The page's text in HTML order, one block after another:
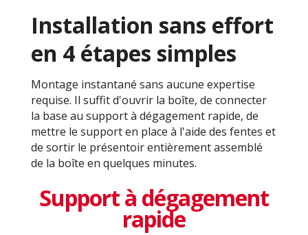
Installation sans effort
en 4 étapes simples
Montage instantané sans aucune expertise
requise. Il suffit d'ouvrir la boîte, de connecter
la base au support à dégagement rapide, de
mettre le support en place à l'aide des fentes et
de sortir le présentoir entièrement assemblé
de la boîte en quelques minutes.
Support à dégagement
rapide